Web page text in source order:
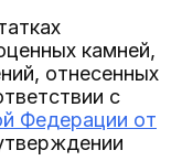
камней,
отнесенных
с
Федерации от